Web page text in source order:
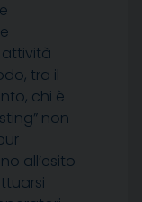
tra il
chi è
non
all’esito